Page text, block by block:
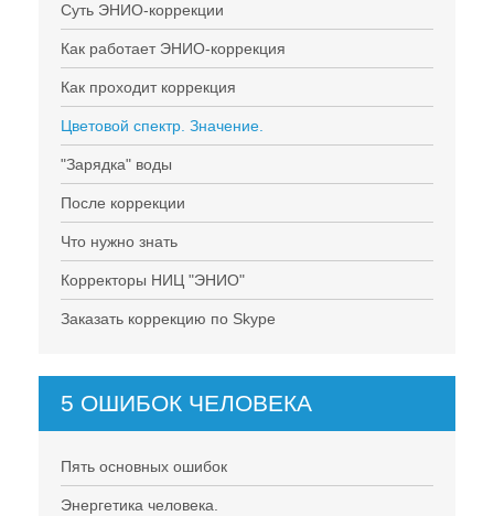
Суть ЭНИО-коррекции
Как работает ЭНИО-коррекция
Как проходит коррекция
Цветовой спектр. Значение.
"Зарядка" воды
После коррекции
Что нужно знать
Корректоры НИЦ "ЭНИО"
Заказать коррекцию по Skype
5 ОШИБОК ЧЕЛОВЕКА
Пять основных ошибок
Энергетика человека.